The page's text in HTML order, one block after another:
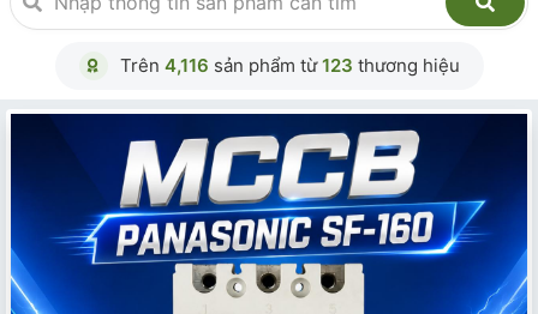
Trên 4,116 sản phẩm từ123 thương hiệu